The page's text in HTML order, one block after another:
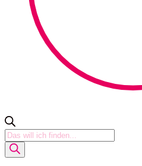
Products
search